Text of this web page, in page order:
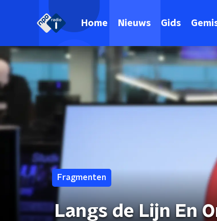
Home Nieuws Gids
Fragmenten
Langs de Lijn En